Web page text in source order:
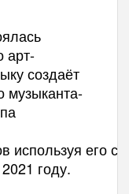
арт-
создаёт
музыканта-
используя его
2021 году.